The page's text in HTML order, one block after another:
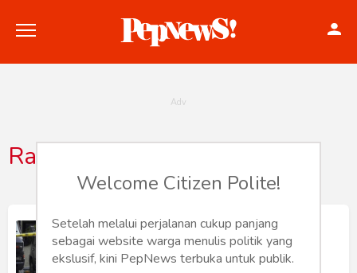
Hankam
Rabbialmuslimnasution
Sketsa Harian [22] Mati Sia-sia
Pepih Nugraha
Kamis 14 Nov, 2019
Welcome Citizen Polite!
Setelah melalui perjalanan cukup panjang
sebagai website warga menulis politik yang
ekslusif, kini PepNews terbuka untuk publik.